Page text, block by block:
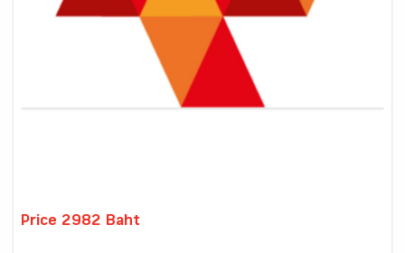
Price 2982 Baht